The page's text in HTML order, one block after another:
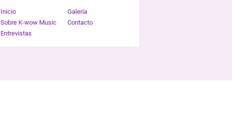
Inicio
Galería
Sobre K-wow Music
Contacto
Entrevistas